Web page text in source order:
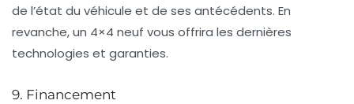
de l’état du véhicule et de ses antécédents. En
revanche, un 4×4 neuf vous offrira les dernières
technologies et garanties.
9. Financement